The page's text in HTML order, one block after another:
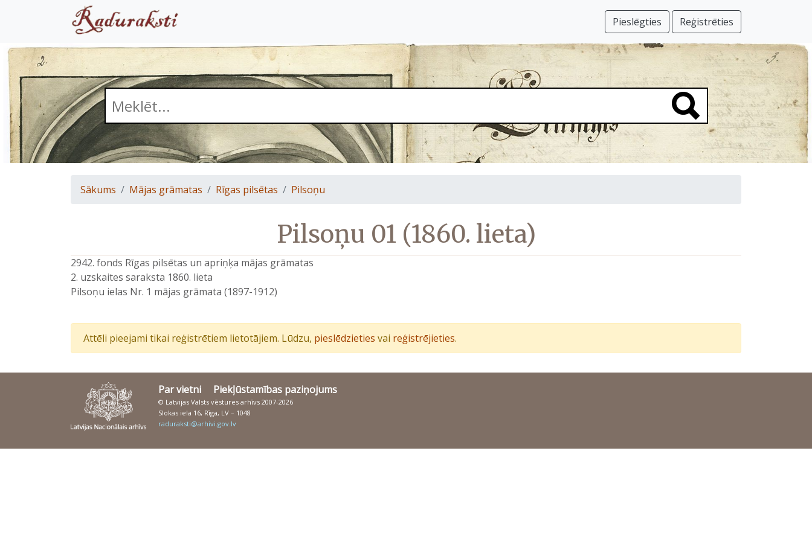
Pieslēgties Reģistrēties
Sākums Mājas grāmatas Rīgas pilsētas Pilsoņu
Pilsoņu 01 (1860. lieta)
2942. fonds Rīgas pilsētas un apriņķa mājas grāmatas
2. uzskaites saraksta 1860. lieta
Pilsoņu ielas Nr. 1 mājas grāmata (1897-1912)
Attēli pieejami tikai reģistrētiem lietotājiem. Lūdzu, pieslēdzieties vai reģistrējieties.
Par vietni Piekļūstamības paziņojums
© Latvijas Valsts vēstures arhīvs 2007-2026
Slokas iela 16, Rīga, LV – 1048
raduraksti@arhivi.gov.lv